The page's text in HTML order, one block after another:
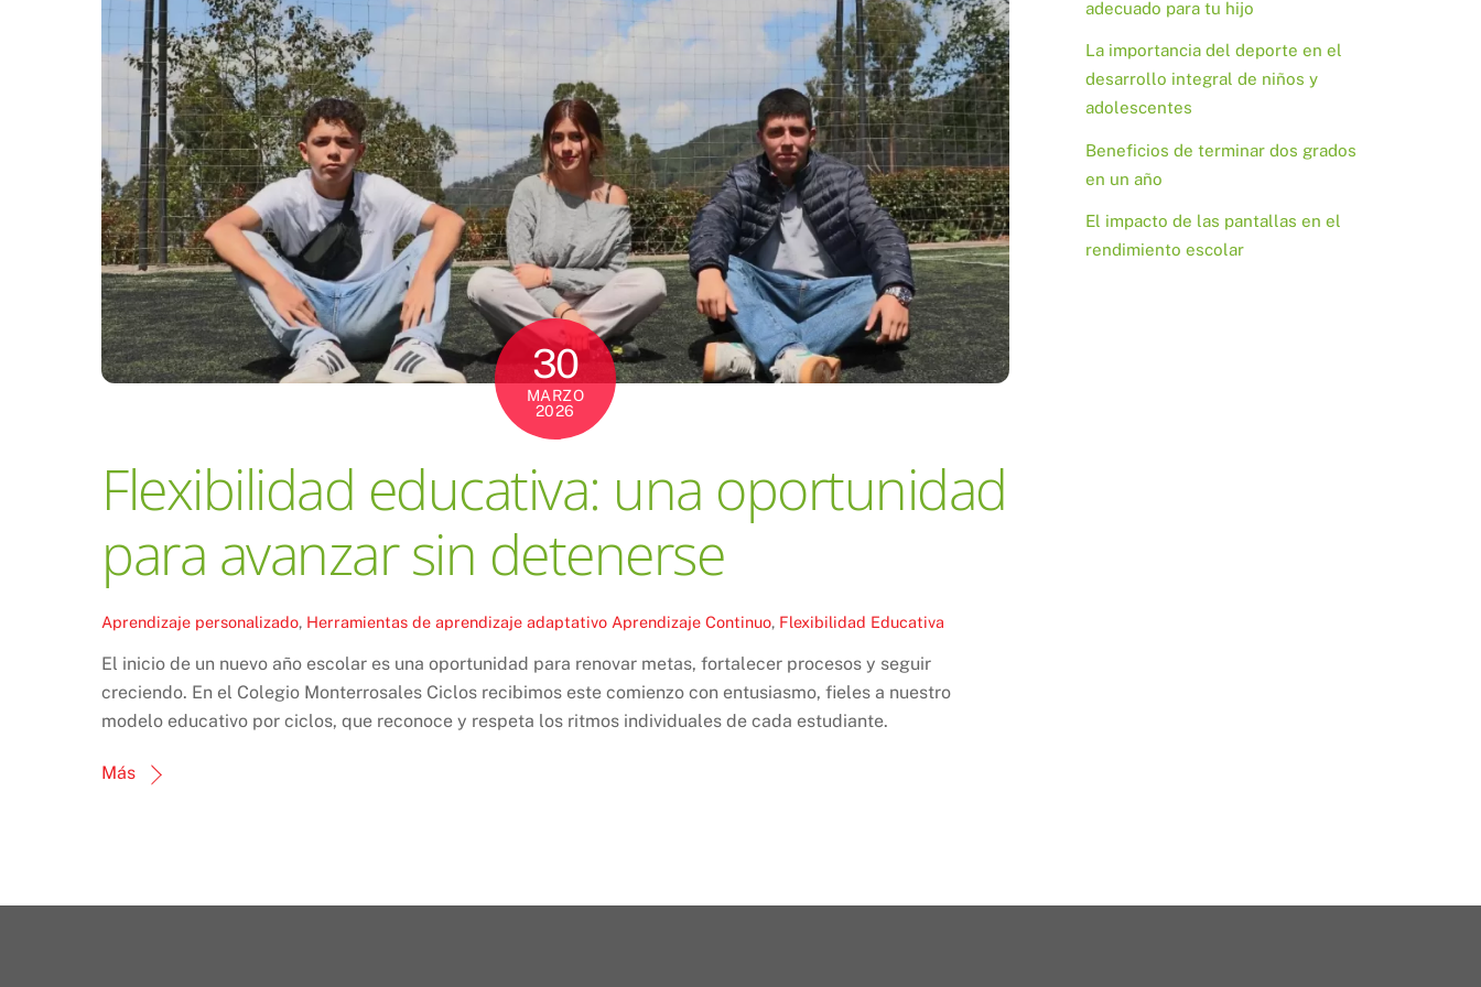
30
MARZO
2026
Flexibilidad educativa: una oportunidad
para avanzar sin detenerse
Aprendizaje personalizado, Herramientas de aprendizaje adaptativo Aprendizaje Continuo, Flexibilidad Educativa
El inicio de un nuevo año escolar es una oportunidad para renovar metas, fortalecer procesos y seguir
creciendo. En el Colegio Monterrosales Ciclos recibimos este comienzo con entusiasmo, fieles a nuestro
modelo educativo por ciclos, que reconoce y respeta los ritmos individuales de cada estudiante.
Más
adecuado para tu hijo
La importancia del deporte en el
desarrollo integral de niños y
adolescentes
Beneficios de terminar dos grados
en un año
El impacto de las pantallas en el
rendimiento escolar